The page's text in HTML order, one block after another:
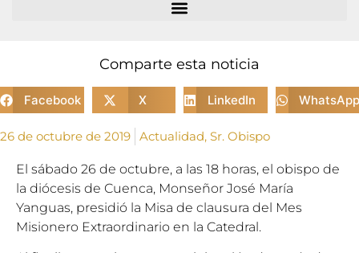
Comparte esta noticia
Facebook X LinkedIn WhatsApp
26 de octubre de 2019 Actualidad, Sr. Obispo
El sábado 26 de octubre, a las 18 horas, el obispo de
la diócesis de Cuenca, Monseñor José María
Yanguas, presidió la Misa de clausura del Mes
Misionero Extraordinario en la Catedral.